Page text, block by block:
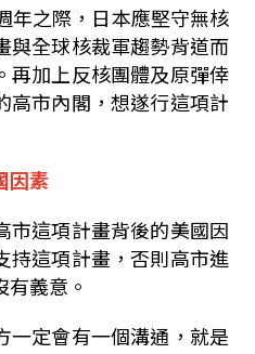
年之際，日本應堅守無核
與全球核裁軍趨勢背道而
再加上反核團體及原彈倖
高市內閣，想遂行這項計
因素
市這項計畫背後的美國因
持這項計畫，否則高市進
義意。
一定會有一個溝通，就是